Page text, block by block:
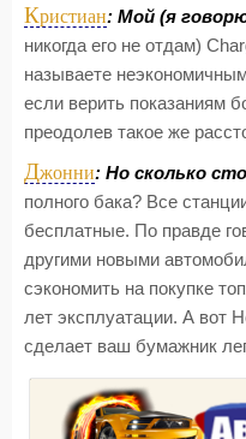
Кристиан: Мой (я
никогда его не отдам)
называете
если верить показаниям
преодолев такое же
Джонни: Но сколько
полного бака? Все
бесплатные. По правде
другими новыми
сэкономить на покупке
лет эксплуатации. А вот
сделает ваш бумажник